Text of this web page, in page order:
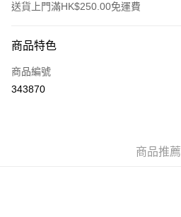
送貨上門滿HK$250.00免運費
信用卡
Apple Pay
商品特色
商品編號
343870
商品推薦